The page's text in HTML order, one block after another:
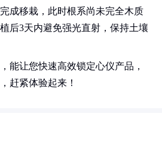
成移栽，此时根系尚未完全木质
后3天内避免强光直射，保持土壤
能让您快速高效锁定心仪产品，
赶紧体验起来！